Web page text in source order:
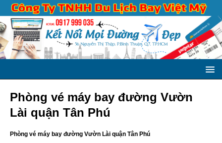
Phòng vé máy bay đường Vườn
Lài quận Tân Phú
Phòng vé máy bay đường Vườn Lài quận Tân Phú